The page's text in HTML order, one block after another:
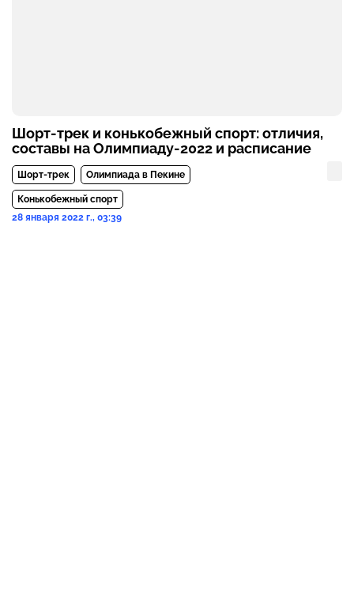
Шорт-трек и конькобежный спорт: отличия,
составы на Олимпиаду-2022 и расписание
Шорт-трек Олимпиада в Пекине
Конькобежный спорт
28 января 2022 г., 03:39